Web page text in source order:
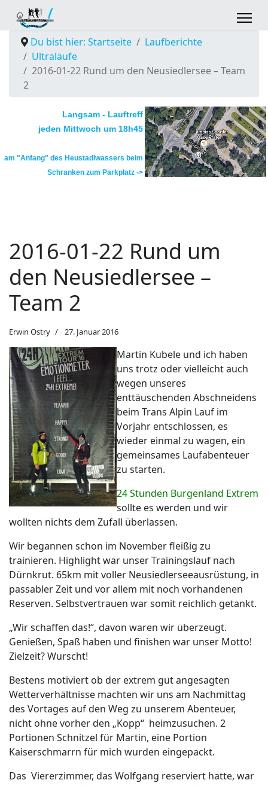
Du bist hier: Startseite
Laufberichte
Ultraläufe
2016-01-22 Rund um den Neusiedlersee – Team
2
Langsam - Lauftreff
jeden Mittwoch um 18h45
am "Anfang" des Heustadlwassers beim
Schranken zum Parkplatz ->
2016-01-22 Rund um
den Neusiedlersee –
Team 2
Erwin Ostry 27. Januar 2016
Martin Kubele und ich haben
uns trotz oder vielleicht auch
wegen unseres
enttäuschenden Abschneidens
beim Trans Alpin Lauf im
Vorjahr entschlossen, es
wieder einmal zu wagen, ein
gemeinsames Laufabenteuer
zu starten.
24 Stunden Burgenland Extrem
sollte es werden und wir
wollten nichts dem Zufall überlassen.
Wir begannen schon im November fleißig zu
trainieren. Highlight war unser Trainingslauf nach
Dürnkrut. 65km mit voller Neusiedlerseeausrüstung, in
passabler Zeit und vor allem mit noch vorhandenen
Reserven. Selbstvertrauen war somit reichlich getankt.
„Wir schaffen das!“, davon waren wir überzeugt.
Genießen, Spaß haben und finishen war unser Motto!
Zielzeit? Wurscht!
Bestens motiviert ob der extrem gut angesagten
Wetterverhältnisse machten wir uns am Nachmittag
des Vortages auf den Weg zu unserem Abenteuer,
nicht ohne vorher den „Kopp“ heimzusuchen. 2
Portionen Schnitzel für Martin, eine Portion
Kaiserschmarrn für mich wurden eingepackt.
Das Viererzimmer, das Wolfgang reserviert hatte, war